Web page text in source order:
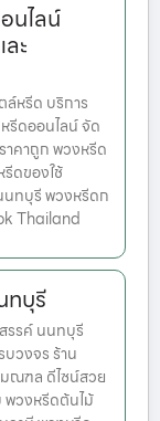
นไลน์
ะ
หรีด บริการ
รีดออนไลน์ จัด
าคาถูก พวงหรีด
ดของใช้
นทบุรี พวงหรีดก
Thailand
ทบุรี
รรค์ นนทบุรี
วงจร ร้าน
ณฑล ดีไซน์สวย
พวงหรีดต้นไม้